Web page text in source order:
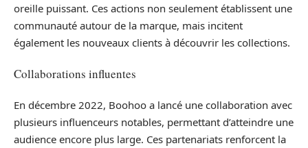
oreille puissant. Ces actions non seulement établissent une
communauté autour de la marque, mais incitent
également les nouveaux clients à découvrir les collections.
Collaborations influentes
En décembre 2022, Boohoo a lancé une collaboration avec
plusieurs influenceurs notables, permettant d’atteindre une
audience encore plus large. Ces partenariats renforcent la